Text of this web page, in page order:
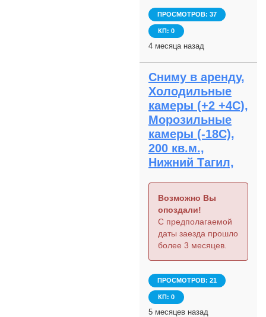
компанией - в паллетах
Приемка штучная
Распределение по SKU
для хранения Выдача
предварительной заявке
Ведение учета в
складской системе
Настройка
автоматической
передачи остатков на
ежедневной основе(по
API в Бизнес.ру)
ПРОСМОТРОВ: 37
КП: 0
4 месяца назад
Сниму в аренду,
Холодильные
камеры (+2 +4С),
Морозильные
камеры (-18С),
200 кв.м.,
Нижний Тагил,
Возможно Вы
опоздали!
С предполагаемой
даты заезда прошло
более 3 месяцев.
ПРОСМОТРОВ: 21
КП: 0
5 месяцев назад